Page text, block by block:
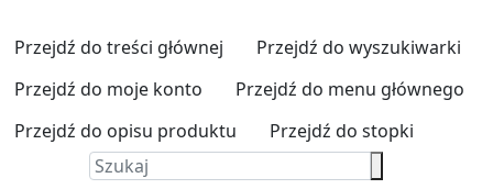
Przejdź do treści głównej
Przejdź do wyszukiwarki
Przejdź do moje konto
Przejdź do menu głównego
Przejdź do opisu produktu
Przejdź do stopki